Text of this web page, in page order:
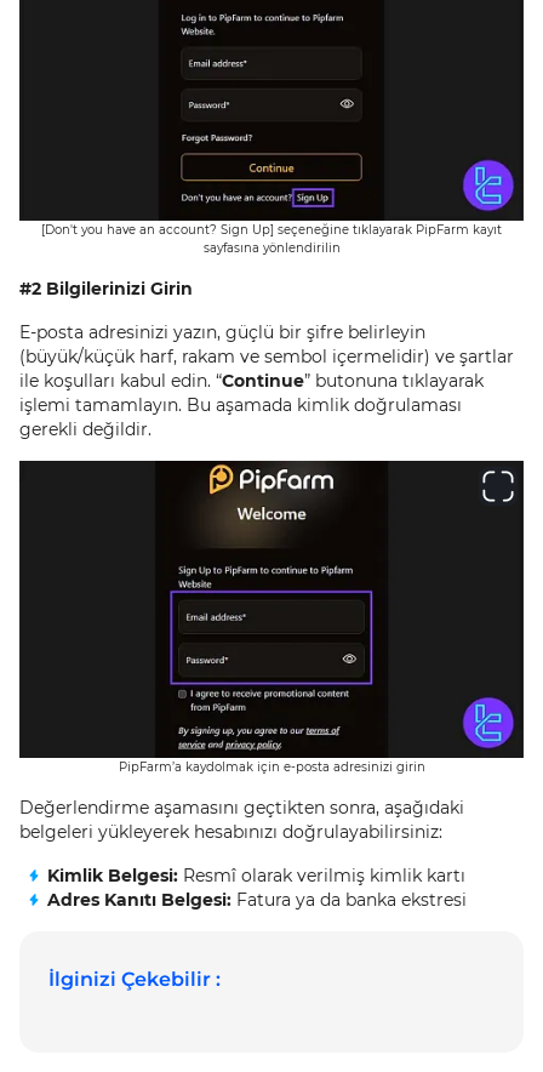
[Don't you have an account? Sign Up] seçeneğine tıklayarak PipFarm kayıt
sayfasına yönlendirilin
#2 Bilgilerinizi Girin
E-posta adresinizi yazın, güçlü bir şifre belirleyin
(büyük/küçük harf, rakam ve sembol içermelidir) ve şartlar
ile koşulları kabul edin. “Continue” butonuna tıklayarak
işlemi tamamlayın. Bu aşamada kimlik doğrulaması
gerekli değildir.
PipFarm’a kaydolmak için e-posta adresinizi girin
Değerlendirme aşamasını geçtikten sonra, aşağıdaki
belgeleri yükleyerek hesabınızı doğrulayabilirsiniz:
Kimlik Belgesi: Resmî olarak verilmiş kimlik kartı
Adres Kanıtı Belgesi: Fatura ya da banka ekstresi
İlginizi Çekebilir :